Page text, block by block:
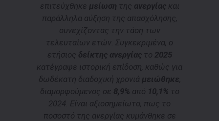
επιτεύχθηκε μείωση της ανεργίαςκαι
παράλληλα αύξηση της απασχόλησης,
συνεχίζοντας την τάση των
τελευταίων ετών. Συγκεκριμένα, ο
ετήσιος δείκτης ανεργίας το 2025
κατέγραψε ιστορική επίδοση, καθώς για
δωδέκατη διαδοχική χρονιά μειώθηκε
διαμορφούμενος σε 8,9% από 10,1% το
2024. Είναι αξιοσημείωτο, πως το
ποσοστό της ανεργίας κυμάνθηκε σε